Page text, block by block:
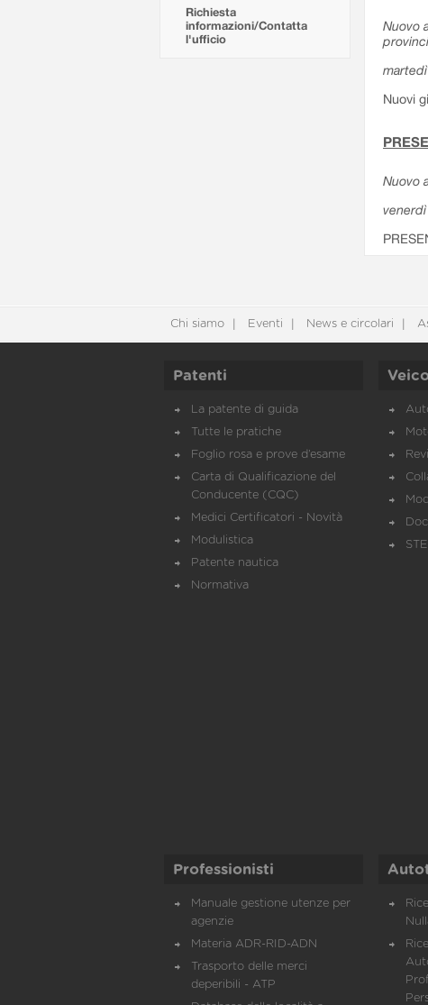
Richiesta
informazioni/Contatta
l'ufficio
Nuovo
Nuovi
Nuovo
Chi siamo Eventi News e circolari
Patenti
La patente di guida
Tutte le pratiche
Foglio rosa e prove d’esame
Carta di Qualificazione del
Conducente (CQC)
Medici Certificatori - Novità
Modulistica
Patente nautica
Normativa
Professionisti
Manuale gestione utenze per
agenzie
Materia ADR-RID-ADN
Trasporto delle merci
deperibili - ATP